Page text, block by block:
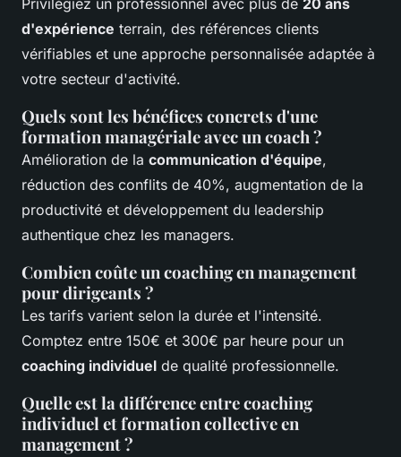
Privilégiez un professionnel avec plus de 20 ans
d'expérience terrain, des références clients
vérifiables et une approche personnalisée adaptée à
votre secteur d'activité.
Quels sont les bénéfices concrets d'une
formation managériale avec un coach ?
Amélioration de la communication d'équipe,
réduction des conflits de 40%, augmentation de la
productivité et développement du leadership
authentique chez les managers.
Combien coûte un coaching en management
pour dirigeants ?
Les tarifs varient selon la durée et l'intensité.
Comptez entre 150€ et 300€ par heure pour un
coaching individuel de qualité professionnelle.
Quelle est la différence entre coaching
individuel et formation collective en
management ?